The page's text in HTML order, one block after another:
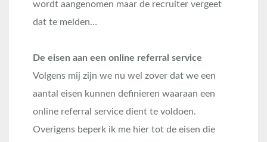
wordt aangenomen maar de recruiter vergeet
dat te melden…
De eisen aan een online referral service
Volgens mij zijn we nu wel zover dat we een
aantal eisen kunnen definieren waaraan een
online referral service dient te voldoen.
Overigens beperk ik me hier tot de eisen die